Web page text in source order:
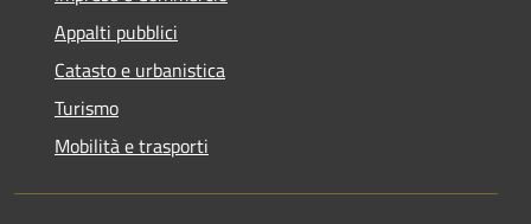
Appalti pubblici
Catasto e urbanistica
Turismo
Mobilità e trasporti